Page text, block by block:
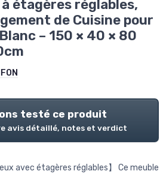
étagères réglables,
de Cuisine pour
– 150 × 40 × 80
testé ce produit
avis détaillé, notes et verdict
avec étagères réglables】 Ce meuble